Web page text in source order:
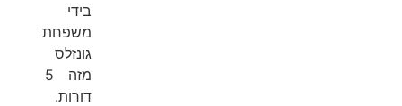
בידי
משפחת
גונזלס
דורות.